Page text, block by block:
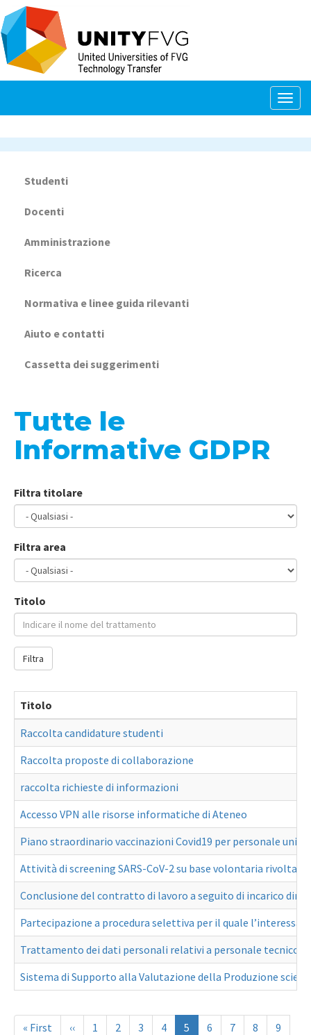
Salta
al
contenuto
principale
Navigazione
principale
Studenti
Docenti
Amministrazione
Ricerca
Normativa e linee guida rilevanti
Aiuto e contatti
Cassetta dei suggerimenti
Tutte le
Informative GDPR
Filtra titolare
Filtra area
Titolo
Filtra
Titolo
Raccolta candidature studenti
Raccolta proposte di collaborazione
raccolta richieste di informazioni
Accesso VPN alle risorse informatiche di Ateneo
Piano straordinario vaccinazioni Covid19 per personale
Attività di screening SARS-CoV-2 su base volontaria rivolta
Conclusione del contratto di lavoro a seguito di incarico
Partecipazione a procedura selettiva per il quale
Trattamento dei dati personali relativi a personale tecnico
Sistema di Supporto alla Valutazione della Produzione
Paginazione
Prima
« First
Pagina
‹‹ Page
1 Page
2 Page
3 Page
4
Pagina
5 Page
6 Page
7 Page
8 Page
9